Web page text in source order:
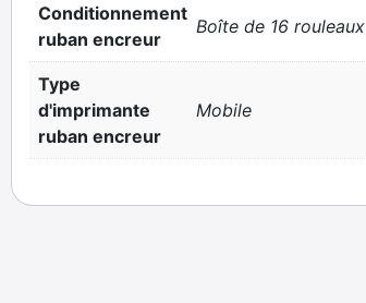
Conditionnement
ruban encreur
Boîte de 16 rouleaux
Type
d'imprimante
ruban encreur
Mobile